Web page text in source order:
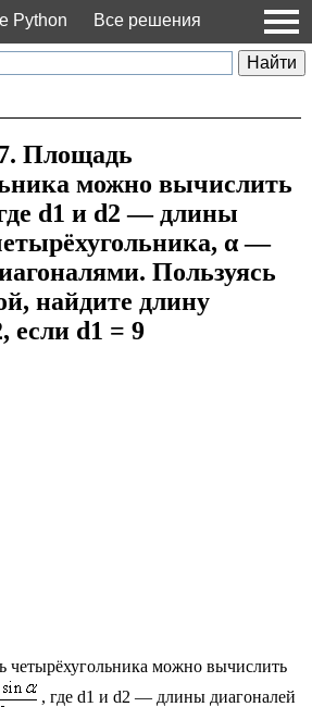
Python Все решения
Площадь
можно вычислить
d1 и d2 — длины
α —
Пользуясь
найдите длину
если d1 = 9
четырёхугольника можно вычислить
, где d1 и d2 — длины диагоналей